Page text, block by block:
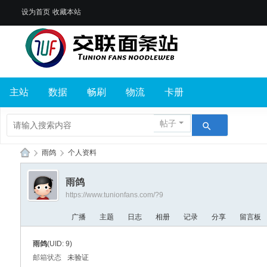
设为首页 收藏本站
主站 数据 畅刷 物流 卡册
帖子
交
面
› 雨鸽 › 个人资料
雨鸽
https://www.tunionfans.com/?9
广播 主题 日志 相册 记录 分享 留言板
雨鸽(UID: 9)
邮箱状态
未验证